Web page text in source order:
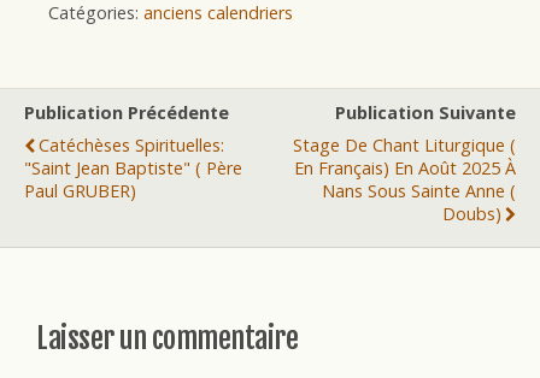
Catégories: anciens calendriers
Publication Précédente
Catéchèses Spirituelles:
"Saint Jean Baptiste" ( Père
Paul GRUBER)
Publication Suivante
Stage De Chant Liturgique (
En Français) En Août 2025 À
Nans Sous Sainte Anne (
Doubs)
Laisser un commentaire